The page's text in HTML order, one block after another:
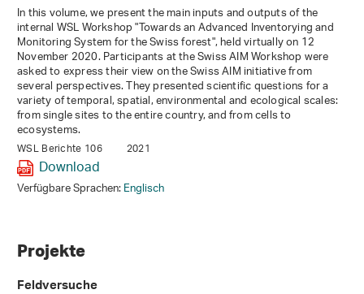
In this volume, we present the main inputs and outputs of the
internal WSL Workshop "Towards an Advanced Inventorying and
Monitoring System for the Swiss forest", held virtually on 12
November 2020. Participants at the Swiss AIM Workshop were
asked to express their view on the Swiss AIM initiative from
several perspectives. They presented scientific questions for a
variety of temporal, spatial, environmental and ecological scales:
from single sites to the entire country, and from cells to
ecosystems.
WSL Berichte 106 2021
Download
Verfügbare Sprachen:Englisch
Projekte
Feldversuche